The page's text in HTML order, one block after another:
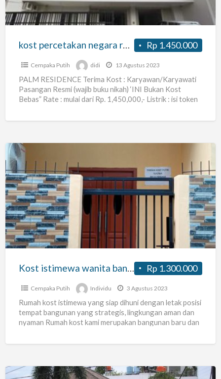
cempaka
putih
Rp 1.450.000
kost percetakan negara rawasari pramuka cempaka putih jakpus
Cempaka Putih didi 13 Agustus 2023
PALM RESIDENCE Terima Kost : Karyawan/Karyawati
Pasangan Resmi (wajib buku nikah) ‘INI Bukan Kost
Bebas” Rate : mulai dari Rp. 1,450,000,- Listrik : isi token
Kost
istimewa
wanita
bangunan
baru
Rp 1.300.000
Kost istimewa wanita bangunan baru
Cempaka Putih Individu 3 Agustus 2023
Rumah kost istimewa yang siap dihuni dengan letak posisi
tempat bangunan yang strategis, lingkungan aman dan
nyaman Rumah kost kami merupakan bangunan baru dan